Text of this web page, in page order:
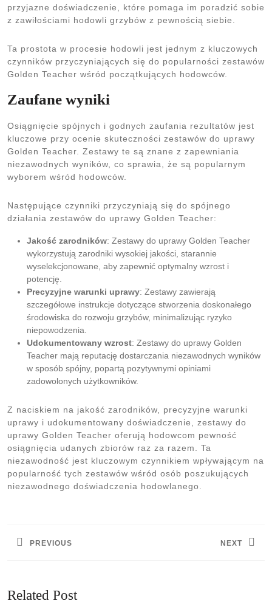
przyjazne doświadczenie, które pomaga im poradzić sobie
z zawiłościami hodowli grzybów z pewnością siebie.
Ta prostota w procesie hodowli jest jednym z kluczowych
czynników przyczyniających się do popularności zestawów
Golden Teacher wśród początkujących hodowców.
Zaufane wyniki
Osiągnięcie spójnych i godnych zaufania rezultatów jest
kluczowe przy ocenie skuteczności zestawów do uprawy
Golden Teacher. Zestawy te są znane z zapewniania
niezawodnych wyników, co sprawia, że są popularnym
wyborem wśród hodowców.
Następujące czynniki przyczyniają się do spójnego
działania zestawów do uprawy Golden Teacher:
Jakość zarodników: Zestawy do uprawy Golden Teacher
wykorzystują zarodniki wysokiej jakości, starannie
wyselekcjonowane, aby zapewnić optymalny wzrost i
potencję.
Precyzyjne warunki uprawy: Zestawy zawierają
szczegółowe instrukcje dotyczące stworzenia doskonałego
środowiska do rozwoju grzybów, minimalizując ryzyko
niepowodzenia.
Udokumentowany wzrost: Zestawy do uprawy Golden
Teacher mają reputację dostarczania niezawodnych wyników
w sposób spójny, popartą pozytywnymi opiniami
zadowolonych użytkowników.
Z naciskiem na jakość zarodników, precyzyjne warunki
uprawy i udokumentowany doświadczenie, zestawy do
uprawy Golden Teacher oferują hodowcom pewność
osiągnięcia udanych zbiorów raz za razem. Ta
niezawodność jest kluczowym czynnikiem wpływającym na
popularność tych zestawów wśród osób poszukujących
niezawodnego doświadczenia hodowlanego.
PREVIOUS NEXT
Related Post